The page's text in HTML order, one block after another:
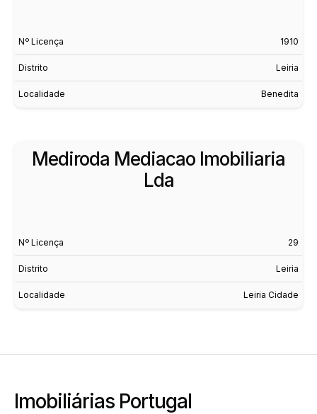
Nº Licença 1910
Distrito Leiria
Localidade Benedita
Mediroda Mediacao Imobiliaria
Lda
Nº Licença 29
Distrito Leiria
Localidade Leiria Cidade
Imobiliárias Portugal